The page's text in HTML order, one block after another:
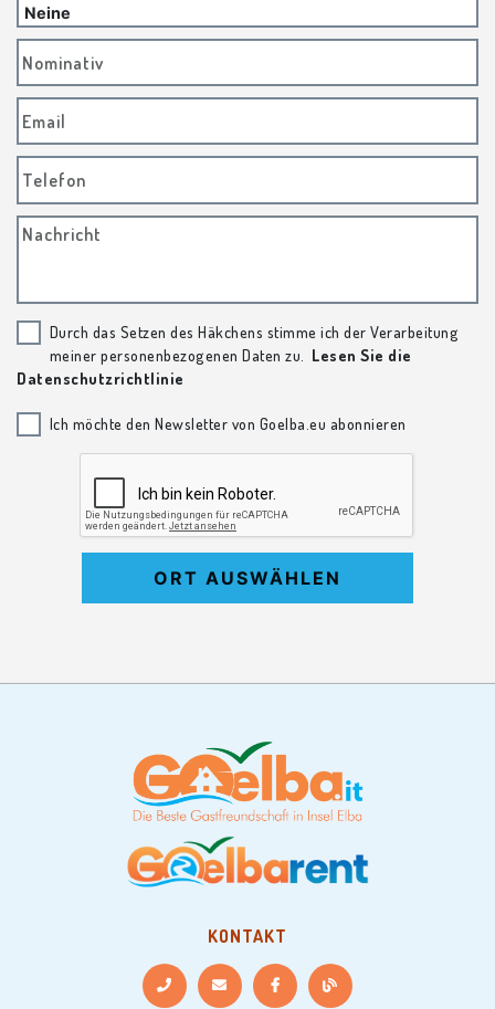
Nominativ
Email
Telefon
Nachricht
Durch das Setzen des Häkchens stimme ich der Verarbeitung
meiner personenbezogenen Daten zu.
Lesen Sie die
Datenschutzrichtlinie
Ich möchte den Newsletter von Goelba.eu abonnieren
ORT AUSWÄHLEN
KONTAKT